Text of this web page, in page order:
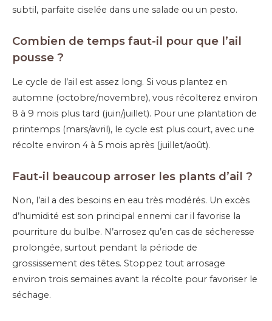
subtil, parfaite ciselée dans une salade ou un pesto.
Combien de temps faut-il pour que l’ail
pousse ?
Le cycle de l’ail est assez long. Si vous plantez en
automne (octobre/novembre), vous récolterez environ
8 à 9 mois plus tard (juin/juillet). Pour une plantation de
printemps (mars/avril), le cycle est plus court, avec une
récolte environ 4 à 5 mois après (juillet/août).
Faut-il beaucoup arroser les plants d’ail ?
Non, l’ail a des besoins en eau très modérés. Un excès
d’humidité est son principal ennemi car il favorise la
pourriture du bulbe. N’arrosez qu’en cas de sécheresse
prolongée, surtout pendant la période de
grossissement des têtes. Stoppez tout arrosage
environ trois semaines avant la récolte pour favoriser le
séchage.